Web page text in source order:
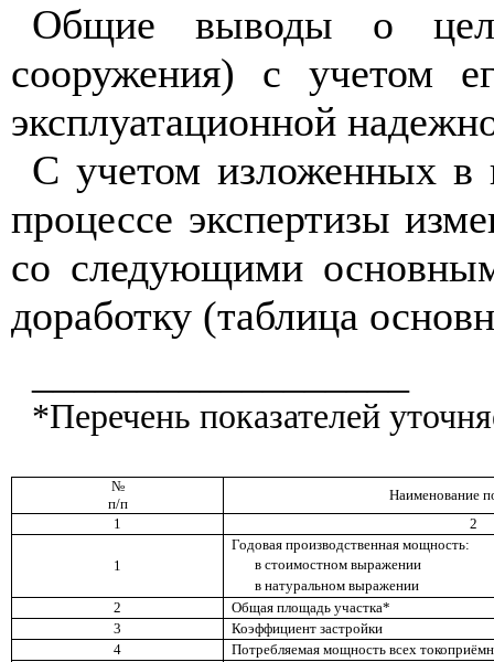
Общие выводы о
сооружения) с учетом
эксплуатационной
С учетом изложенных в
процессе экспертизы
со следующими
доработку (таблица
*Перечень показателей
№
п/п
Наименование
1
2
1
Годовая производственнаямощность:
в стоимостном выражении
в натуральном выражении
2
Общая площадь участка*
3
Коэффициент застройки
4
Потребляемая мощность всех